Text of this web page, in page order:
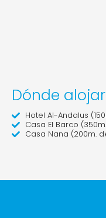
Dónde
Hotel Al-Andalus
Casa El Barco
Casa Nana (200m.